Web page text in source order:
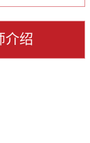
介绍